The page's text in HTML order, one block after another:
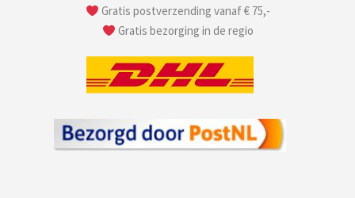
Gratis postverzending vanaf € 75,-
Gratis bezorging in de regio